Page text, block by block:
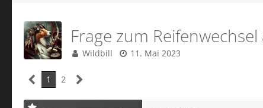
Frage zum
Wildbill 11. Mai 2023
1 2